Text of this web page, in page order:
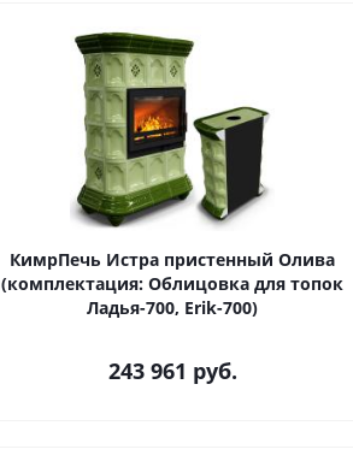
КимрПечь Истра пристенный Олива
(комплектация: Облицовка для топок
Ладья-700, Erik-700)
243 961 руб.